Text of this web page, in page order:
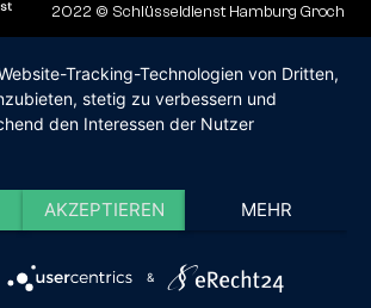
2022 © Schlüsseldienst Hamburg Groch
Tracking-Technologien von Dritten,
stetig zu verbessern und
den Interessen der Nutzer
AKZEPTIEREN MEHR
&